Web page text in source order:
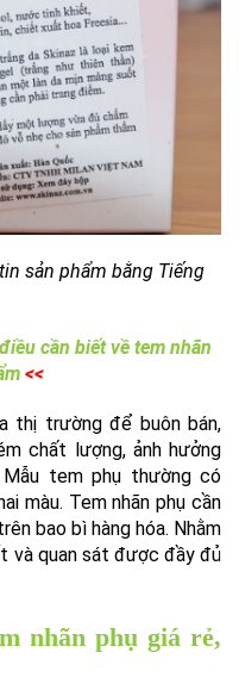
sản phẩm bằng Tiếng
cần biết về tem nhãn
<<
thị trường để buôn bán,
chất lượng, ảnh hưởng
tem phụ thường có
màu. Tem nhãn phụ cần
bao bì hàng hóa. Nhằm
và quan sát được đầy đủ
nhãn phụ giá rẻ,